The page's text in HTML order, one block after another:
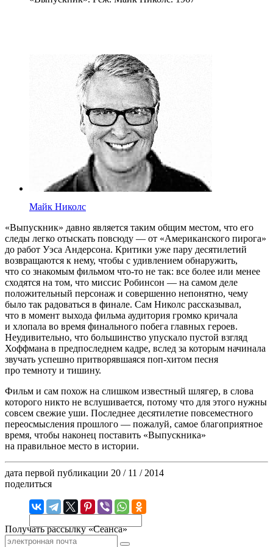
Майк Николс
«Выпускник» давно является таким общим местом, что его
следы легко отыскать повсюду — от «Американского пирога»
до работ Уэса Андерсона. Критики уже пару десятилетий
возвращаются к нему, чтобы с удивлением обнаружить,
что со знакомым фильмом что-то не так: все более или менее
сходятся на том, что миссис Робинсон — на самом деле
положительный персонаж и совершенно непонятно, чему
было так радоваться в финале. Сам Николс рассказывал,
что в момент выхода фильма аудитория громко кричала
и хлопала во время финального побега главных героев.
Неудивительно, что большинство упускало пустой взгляд
Хоффмана в предпоследнем кадре, вслед за которым начинала
звучать успешно притворявшаяся поп-хитом песня
про темноту и тишину.
Фильм и сам похож на слишком известный шлягер, в слова
которого никто не вслушивается, потому что для этого нужны
совсем свежие уши. Последнее десятилетие повсеместного
переосмысления прошлого — пожалуй, самое благоприятное
время, чтобы наконец поставить «Выпускника»
на правильное место в истории.
дата первой публикации 20 / 11 / 2014
поделиться
Получать рассылку «Сеанса»